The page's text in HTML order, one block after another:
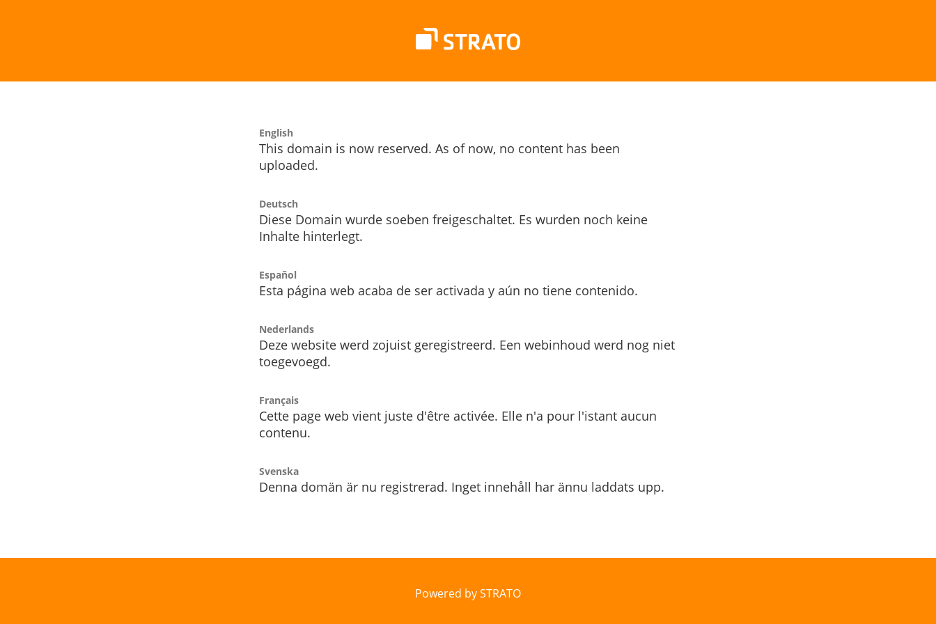
English
This domain is now reserved. As of now, no content has been
uploaded.
Deutsch
Diese Domain wurde soeben freigeschaltet. Es wurden noch keine
Inhalte hinterlegt.
Español
Esta página web acaba de ser activada y aún no tiene contenido.
Nederlands
Deze website werd zojuist geregistreerd. Een webinhoud werd nog niet
toegevoegd.
Français
Cette page web vient juste d'être activée. Elle n'a pour l'istant aucun
contenu.
Svenska
Denna domän är nu registrerad. Inget innehåll har ännu laddats upp.
Powered by STRATO